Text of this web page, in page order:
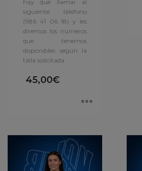
hay que llamar al
siguiente teléfono
(986 41 06 18) y les
diremos los números
que tenemos
disponibles según la
talla solicitada.
45,00€